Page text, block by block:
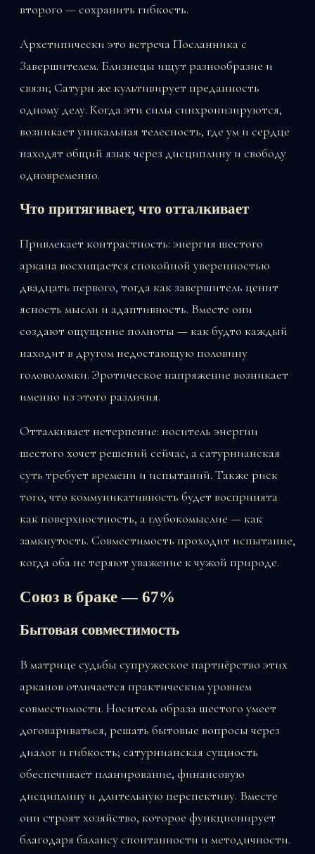
второго — сохранить гибкость.
Архетипически это встреча Посланника с
Завершителем. Близнецы ищут разнообразие и
связи; Сатурн же культивирует преданность
одному делу. Когда эти силы синхронизируются,
возникает уникальная телесность, где ум и сердце
находят общий язык через дисциплину и свободу
одновременно.
Что притягивает, что отталкивает
Привлекает контрастность: энергия шестого
аркана восхищается спокойной уверенностью
двадцать первого, тогда как завершитель ценит
ясность мысли и адаптивность. Вместе они
создают ощущение полноты — как будто каждый
находит в другом недостающую половину
головоломки. Эротическое напряжение возникает
именно из этого различия.
Отталкивает нетерпение: носитель энергии
шестого хочет решений сейчас, а сатурнианская
суть требует времени и испытаний. Также риск
того, что коммуникативность будет воспринята
как поверхностность, а глубокомыслие — как
замкнутость. Совместимость проходит испытание,
когда оба не теряют уважение к чужой природе.
Союз в браке — 67%
Бытовая совместимость
В матрице судьбы супружеское партнёрство этих
арканов отличается практическим уровнем
совместимости. Носитель образа шестого умеет
договариваться, решать бытовые вопросы через
диалог и гибкость; сатурнианская сущность
обеспечивает планирование, финансовую
дисциплину и длительную перспективу. Вместе
они строят хозяйство, которое функционирует
благодаря балансу спонтанности и методичности.